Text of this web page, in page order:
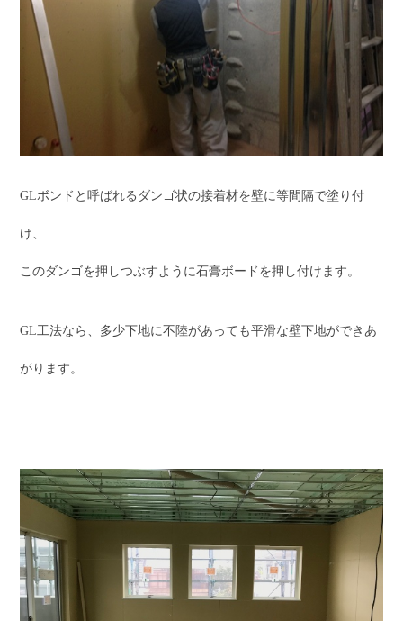
GLボンドと呼ばれるダンゴ状の接着材を壁に等間隔で塗り付
け、
このダンゴを押しつぶすように石膏ボードを押し付けます。
GL工法なら、多少下地に不陸があっても平滑な壁下地ができあ
がります。